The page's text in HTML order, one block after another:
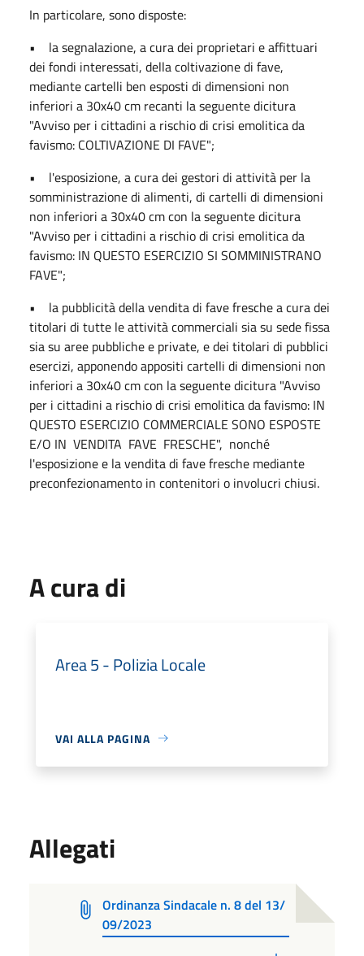
In particolare, sono disposte:
• la segnalazione, a cura dei proprietari e affittuari
dei fondi interessati, della coltivazione di fave,
mediante cartelli ben esposti di dimensioni non
inferiori a 30x40 cm recanti la seguente dicitura
"Avviso per i cittadini a rischio di crisi emolitica da
favismo: COLTIVAZIONE DI FAVE";
• l'esposizione, a cura dei gestori di attività per la
somministrazione di alimenti, di cartelli di dimensioni
non inferiori a 30x40 cm con la seguente dicitura
"Avviso per i cittadini a rischio di crisi emolitica da
favismo: IN QUESTO ESERCIZIO SI SOMMINISTRANO
FAVE";
• la pubblicità della vendita di fave fresche a cura dei
titolari di tutte le attività commerciali sia su sede fissa
sia su aree pubbliche e private, e dei titolari di pubblici
esercizi, apponendo appositi cartelli di dimensioni non
inferiori a 30x40 cm con la seguente dicitura "Avviso
per i cittadini a rischio di crisi emolitica da favismo: IN
QUESTO ESERCIZIO COMMERCIALE SONO ESPOSTE
E/O IN VENDITA FAVE FRESCHE", nonché
l'esposizione e la vendita di fave fresche mediante
preconfezionamento in contenitori o involucri chiusi.
A cura di
Area 5 - Polizia Locale
VAI ALLA PAGINA
Allegati
Ordinanza Sindacale n. 8 del 13/
09/2023